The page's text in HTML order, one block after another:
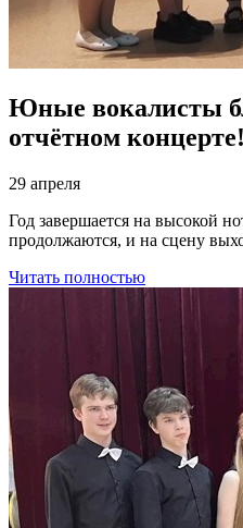
Юные вокалисты
отчётном концерте!
29 апреля
Год завершается на высокой
продолжаются, и на сцену
Читать полностью